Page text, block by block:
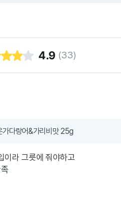
4.9 (33)
가다랑어&가리비맛 25g
이라 그릇에 줘야하고